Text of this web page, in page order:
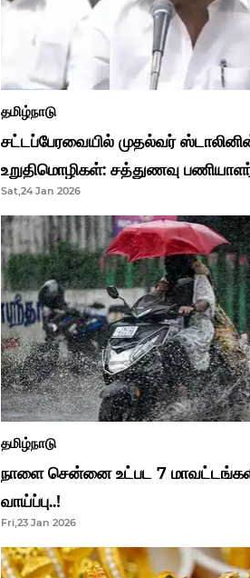
தமிழ்நாடு
சட்டப்பேரவையில் முதல்வர்
உறுதிமொழிகள்: சத்துணவு
ஆசிரியர்களுக்கு ஜாக்பாட்!
Sat,24 Jan 2026
தமிழ்நாடு
நாளை சென்னை உட்பட 7
வாய்ப்பு..!
Fri,23 Jan 2026